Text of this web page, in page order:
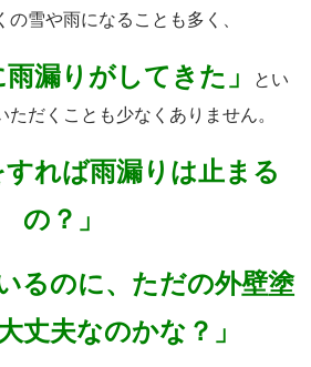
の雪や雨になることも多く、
雨漏りがしてきた」
とい
ただくことも少なくありません。
すれば雨漏りは止まる
の？」
るのに、ただの外壁塗
丈夫なのかな？」